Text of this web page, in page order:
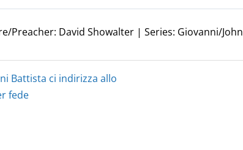
Preacher: David Showalter | Series: Giovanni/John
Battista ci indirizza allo
fede